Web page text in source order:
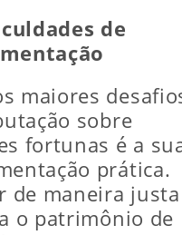
de
maiores
sobre
fortunas é a
prática.
de maneira
o patrimônio de